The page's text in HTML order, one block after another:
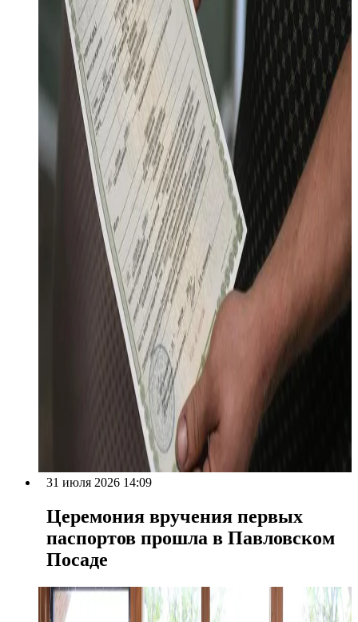
31 июля 2026 14:09
Церемония вручения первых
паспортов прошла в Павловском
Посаде